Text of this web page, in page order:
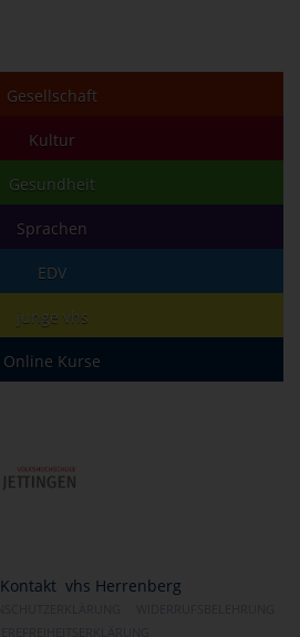
Gesellschaft
Kultur
Gesundheit
Sprachen
EDV
junge vhs
Online Kurse
Kontakt vhs Herrenberg